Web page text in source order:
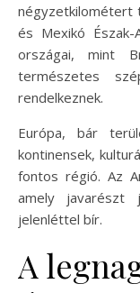
négyzetkilométert
és Mexikó Észak-
országai, mint
természetes
rendelkeznek.
Európa, bár
kontinensek,
fontos régió. Az
amely javarészt
jelenléttel bír.
A